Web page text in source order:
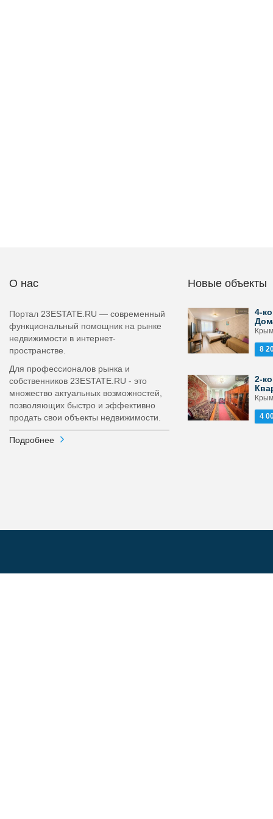
О нас
Портал 23ESTATE.RU — современный
функциональный помощник на рынке
недвижимости в интернет-
пространстве.
Для профессионалов рынка и
собственников 23ESTATE.RU - это
множество актуальных возможностей,
позволяющих быстро и эффективно
продать свои объекты недвижимости.
Подробнее
Новые объекты
4-
8
2-
4